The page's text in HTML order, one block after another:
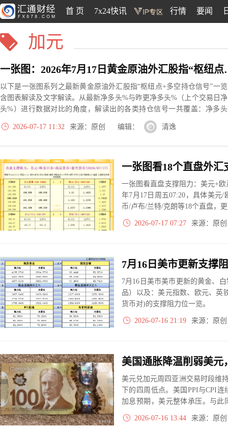
首 页 7x24快讯 行情 要闻
加元
一张图：2026
以下是一张图系列之最新黄金原油外汇股指“枢纽点+多空持仓信号”一
含图表解读及文字解读。从最新净多头%与昨更净多头%（上个交易日
头%）进行数据对比的角度，解读出的各类持仓信号一共覆盖：净多
大、净多头减小、净空头无变动、净空头转为多空平衡等13种信号，
实际数据对比结果对应展示其中的某几种。
2026-07-17 11:32 来源：原创 编辑： 清逸
一张图看直盘支撑阻力：美元+
年7月17日周五07:20，具体美元
币/卢布/兰特/克朗等18个直盘，
2026-07-17 07:27 来源：原
7月16日美市美市更新的黄金、
品）以及：美元指数、欧元、英
货币对)的支撑阻力位一览。
2026-07-16 21:19 来源：原
美元兑加元周四亚洲交易时段维
下的四周低点。美国PPI与CPI
加息预期，美元整体承压。与此
持一个月高位，增强了商品货
行。
2026-07-16 13:44 来源：原